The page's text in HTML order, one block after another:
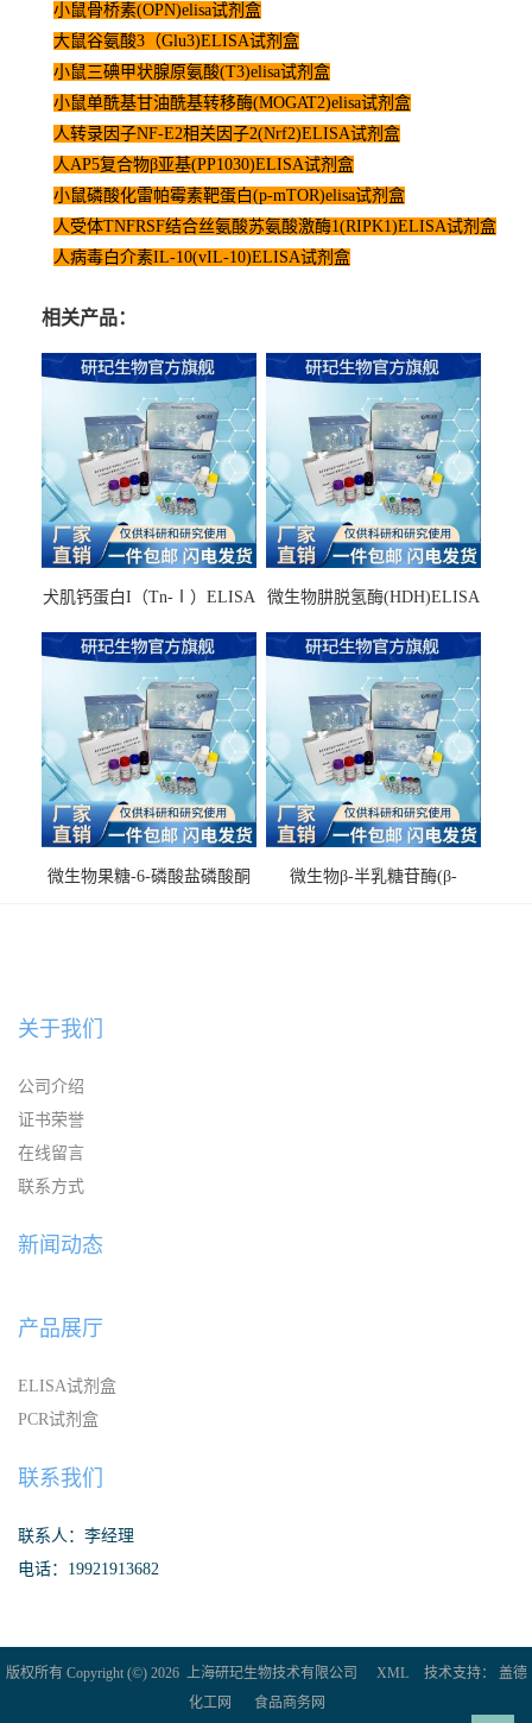
小鼠骨桥素(OPN)elisa试剂盒
大鼠谷氨酸3（Glu3)ELISA试剂盒
小鼠三碘甲状腺原氨酸(T3)elisa试剂盒
小鼠单酰基甘油酰基转移酶(MOGAT2)elisa试剂盒
人转录因子NF-E2相关因子2(Nrf2)ELISA试剂盒
人AP5复合物β亚基(PP1030)ELISA试剂盒
小鼠磷酸化雷帕霉素靶蛋白(p-mTOR)elisa试剂盒
人受体TNFRSF结合丝氨酸苏氨酸激酶1(RIPK1)ELISA试剂盒
人病毒白介素IL-10(vIL-10)ELISA试剂盒
相关产品：
犬肌钙蛋白I（Tn-Ⅰ）ELISA
微生物肼脱氢酶(HDH)ELISA
微生物果糖-6-磷酸盐磷酸酮
微生物β-半乳糖苷酶(β-
关于我们
公司介绍
证书荣誉
在线留言
联系方式
新闻动态
产品展厅
ELISA试剂盒
PCR试剂盒
联系我们
联系人：李经理
电话：19921913682
版权所有 Copyright (©) 2026 上海研玘生物技术有限公司 XML 技术支持：
盖德
化工网
食品商务网